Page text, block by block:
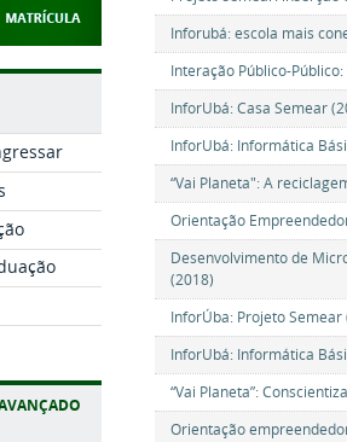
Inforubá: escola mais
Interação Público-
InforUbá: Casa Semear
InforUbá: Informática
“Vai Planeta": A
Orientação
Desenvolvimento de
(2018)
InforÚba: Projeto Semear
InforUbá: Informática
“Vai Planeta”:
Orientação